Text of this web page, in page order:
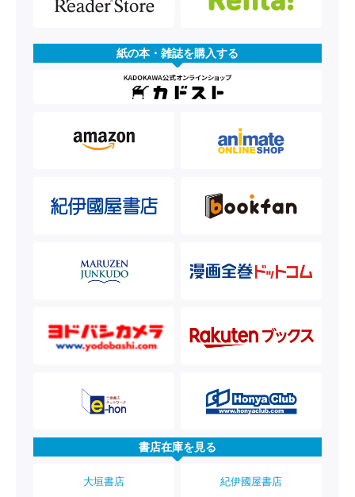
紙の本・雑誌を購入する
書店在庫を見る
大垣書店 紀伊國屋書店